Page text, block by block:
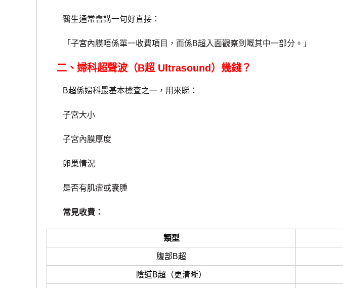
醫生通常會講一句好直接：
「子宮內膜唔係單一收費項目，而係B超入面觀察到嘅其中一部分。」
二、婦科超聲波（B超 Ultrasound）幾錢？
B超係婦科最基本檢查之一，用來睇：
子宮大小
子宮內膜厚度
卵巢情況
是否有肌瘤或囊腫
常見收費：
類型
腹部B超
陰道B超（更清晰）